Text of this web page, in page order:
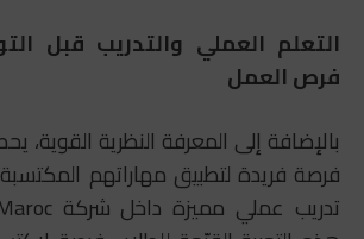
التعلم العملي والتدريب قبل
فرص العمل
بالإضافة إلى المعرفة النظرية القوية،
فرصة فريدة لتطبيق مهاراتهم